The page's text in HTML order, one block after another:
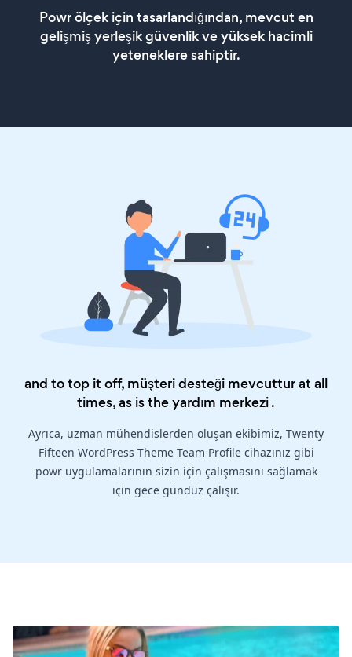
Powr ölçek için tasarlandığından, mevcut en
gelişmiş yerleşik güvenlik ve yüksek hacimli
yeteneklere sahiptir.
and to top it off, müşteri desteği mevcuttur at all
times, as is theyardım merkezi.
Ayrıca, uzman mühendislerden oluşan ekibimiz, Twenty
Fifteen WordPress Theme Team Profile cihazınız gibi
powr uygulamalarının sizin için çalışmasını sağlamak
için gece gündüz çalışır.